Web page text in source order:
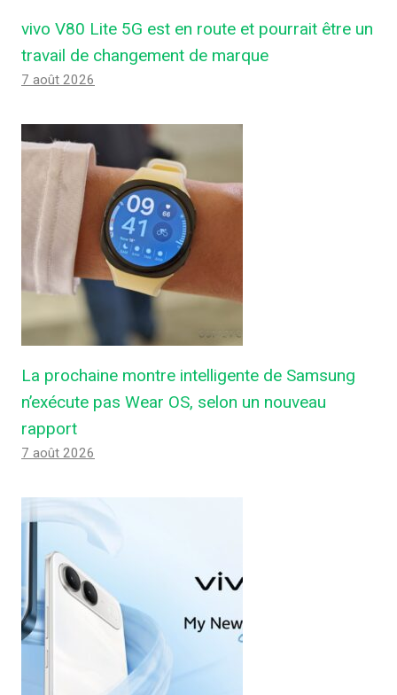
vivo V80 Lite 5G est en route et pourrait être un
travail de changement de marque
7 août 2026
La prochaine montre intelligente de Samsung
n’exécute pas Wear OS, selon un nouveau
rapport
7 août 2026